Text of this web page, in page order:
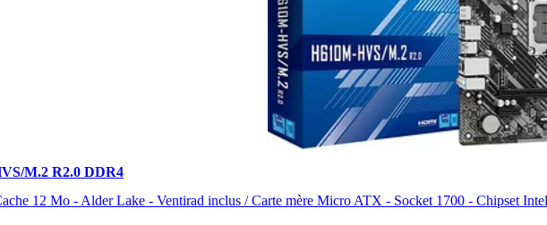
M.2 R2.0 DDR4
12 Mo - Alder Lake - Ventirad inclus / Carte mère Micro ATX - Socket 1700 - Chipset